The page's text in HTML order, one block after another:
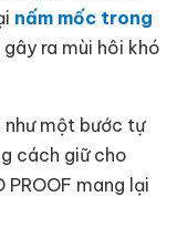
nấm mốc trong
gây ra mùi hôi khó
như một bước tự
cách giữ cho
PROOF mang lại